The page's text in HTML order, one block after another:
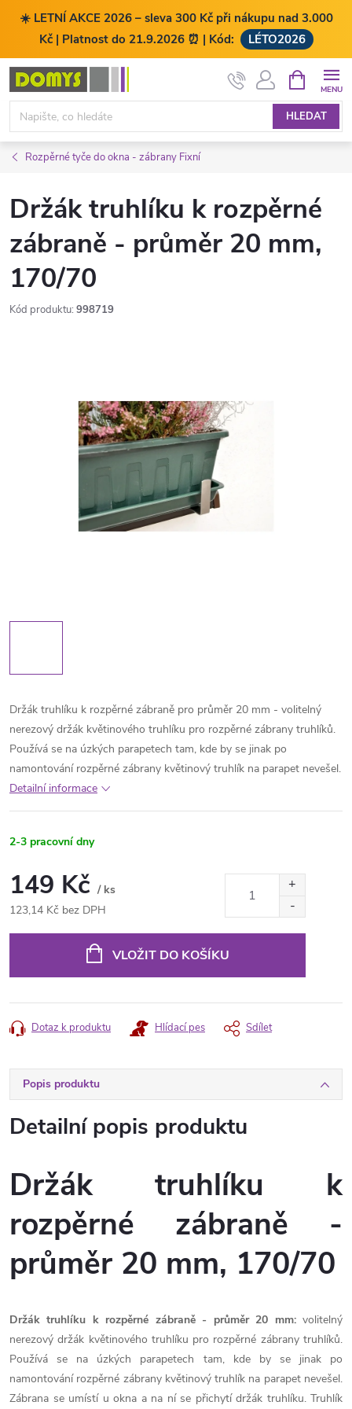
☀️ LETNÍ AKCE 2026 – sleva 300 Kč při nákupu nad 3.000
Kč | Platnost do 21.9.2026 ⏰ | Kód:
LÉTO2026
Přejít
obsah
HLEDAT
NÁKUPNÍ
KOŠÍK
Rozpěrné tyče do okna - zábrany Fixní
Držák truhlíku k rozpěrné
zábraně - průměr 20 mm,
170/70
Kód produktu: 998719
Držák truhlíku k rozpěrné zábraně pro průměr 20 mm - volitelný
nerezový držák květinového truhlíku pro rozpěrné zábrany truhlíků.
Používá se na úzkých parapetech tam, kde by se jinak po
namontování rozpěrné zábrany květinový truhlík na parapet nevešel.
Detailní informace
2-3 pracovní dny
149 Kč / ks
123,14 Kč bez DPH
VLOŽIT DO KOŠÍKU
Dotaz k produktu Hlídací pes Sdílet
Popis produktu
Detailní popis produktu
Držák truhlíku k
rozpěrné zábraně -
průměr 20 mm, 170/70
Držák truhlíku k rozpěrné zábraně - průměr 20 mm:volitelný
nerezový držák květinového truhlíku pro rozpěrné zábrany truhlíků.
Používá se na úzkých parapetech tam, kde by se jinak po
namontování rozpěrné zábrany květinový truhlík na parapet nevešel.
Zábrana se umístí u okna a na ní se přichytí držák truhlíku. Truhlík